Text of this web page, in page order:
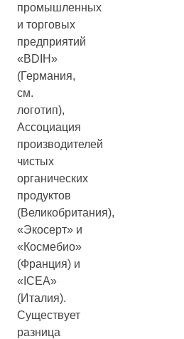
промышленных
и торговых
предприятий
«BDIH»
(Германия,
см.
логотип),
Ассоциация
производителей
чистых
органических
продуктов
(Великобритания),
«Экосерт» и
«Космебио»
(Франция) и
«ICEA»
(Италия).
Существует
разница